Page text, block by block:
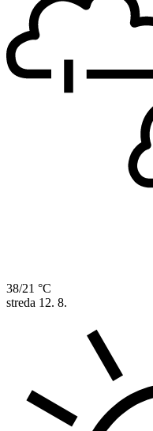
38/21 °C
streda 12. 8.